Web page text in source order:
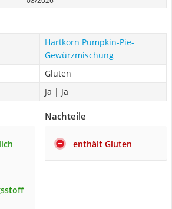
Hartkorn Pumpkin-Pie-
Gewürzmischung
Gluten
Ja | Ja
Nachteile
enthält Gluten